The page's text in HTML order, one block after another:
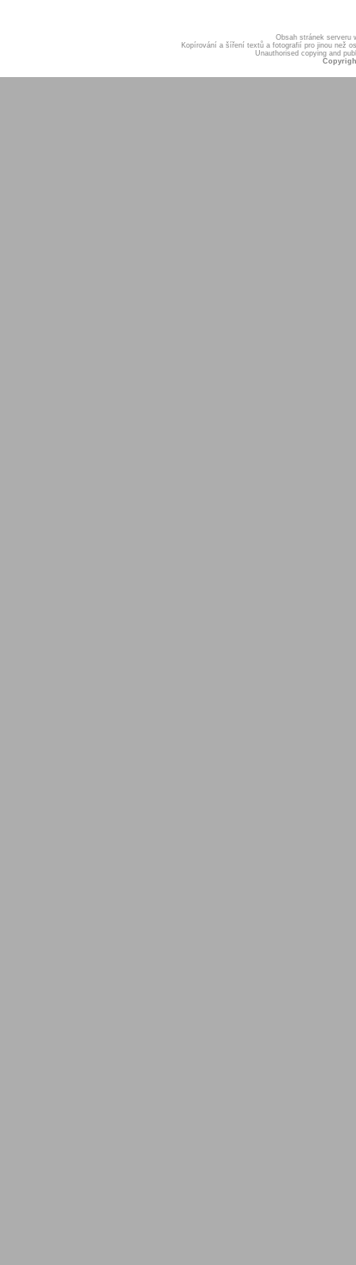
Obsah stránek serveru
Kopírování a šíření textů a fotografií pro jinou než
Unauthorised copying and